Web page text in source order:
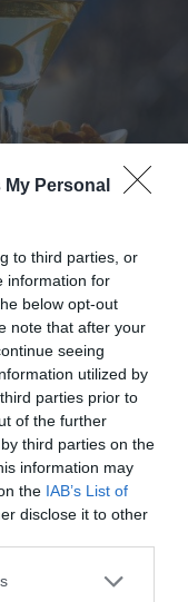
Personal
to third parties, or
information for
below opt-out
note that after your
seeing
utilized by
parties prior to
of the further
third parties on the
information may
the IAB’s List of
disclose it to other
En stark och
med gin och